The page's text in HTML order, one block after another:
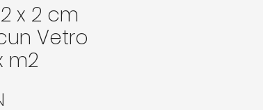
x 2 cm
Vetro
m2